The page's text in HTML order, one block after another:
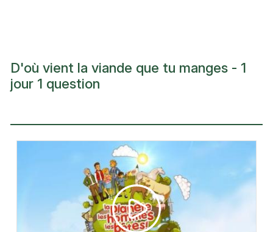
D'où vient la viande que tu manges - 1
jour 1 question